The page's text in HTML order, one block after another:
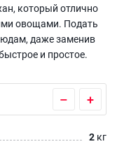
который отлично
овощами. Подать
даже заменив
и простое.
– +
2 кг